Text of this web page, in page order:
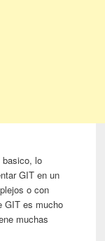
basico, lo
GIT en un
o con
GIT es mucho
muchas